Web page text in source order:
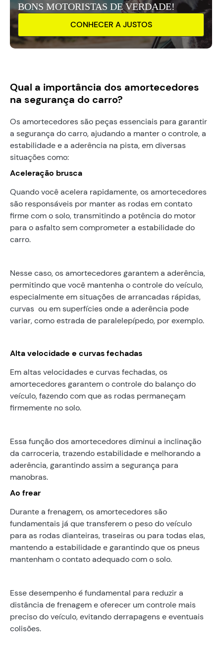
BONS MOTORISTAS DE VERDADE!
CONHECER A JUSTOS
Qual a importância dos amortecedores
na segurança do carro?
Os amortecedores são peças essenciais para garantir
a segurança do carro, ajudando a manter o controle, a
estabilidade e a aderência na pista, em diversas
situações como:
Aceleração brusca
Quando você acelera rapidamente, os amortecedores
são responsáveis por manter as rodas em contato
firme com o solo, transmitindo a potência do motor
para o asfalto sem comprometer a estabilidade do
carro.
Nesse caso, os amortecedores garantem a aderência,
permitindo que você mantenha o controle do veículo,
especialmente em situações de arrancadas rápidas,
curvas ou em superfícies onde a aderência pode
variar, como estrada de paralelepípedo, por exemplo.
Alta velocidade e curvas fechadas
Em altas velocidades e curvas fechadas, os
amortecedores garantem o controle do balanço do
veículo, fazendo com que as rodas permaneçam
firmemente no solo.
Essa função dos amortecedores diminui a inclinação
da carroceria, trazendo estabilidade e melhorando a
aderência, garantindo assim a segurança para
manobras.
Ao frear
Durante a frenagem, os amortecedores são
fundamentais já que transferem o peso do veículo
para as rodas dianteiras, traseiras ou para todas elas,
mantendo a estabilidade e garantindo que os pneus
mantenham o contato adequado com o solo.
Esse desempenho é fundamental para reduzir a
distância de frenagem e oferecer um controle mais
preciso do veículo, evitando derrapagens e eventuais
colisões.